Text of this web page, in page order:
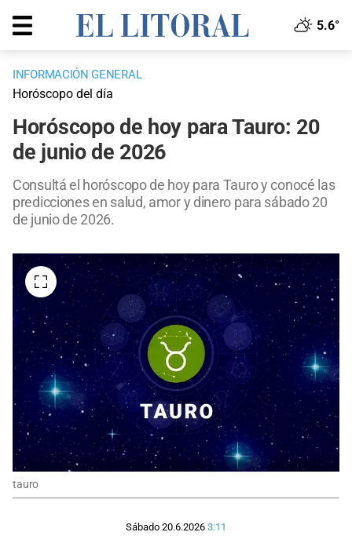
5.6°
INFORMACIÓN GENERAL
Horóscopo del día
Horóscopo de hoy para Tauro: 20
de junio de 2026
Consultá el horóscopo de hoy para Tauro y conocé las
predicciones en salud, amor y dinero para sábado 20
de junio de 2026.
tauro
Sábado 20.6.2026 3:11